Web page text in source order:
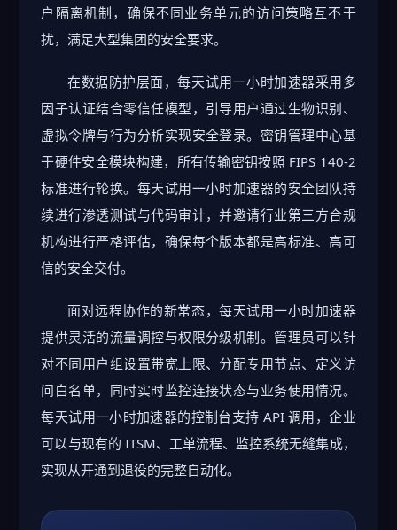
户隔离机制，确保不同业务单元的访问策略互不干
扰，满足大型集团的安全要求。
在数据防护层面，每天试用一小时加速器采用多
因子认证结合零信任模型，引导用户通过生物识别、
虚拟令牌与行为分析实现安全登录。密钥管理中心基
于硬件安全模块构建，所有传输密钥按照 FIPS 140-2
标准进行轮换。每天试用一小时加速器的安全团队持
续进行渗透测试与代码审计，并邀请行业第三方合规
机构进行严格评估，确保每个版本都是高标准、高可
信的安全交付。
面对远程协作的新常态，每天试用一小时加速器
提供灵活的流量调控与权限分级机制。管理员可以针
对不同用户组设置带宽上限、分配专用节点、定义访
问白名单，同时实时监控连接状态与业务使用情况。
每天试用一小时加速器的控制台支持 API 调用，企业
可以与现有的 ITSM、工单流程、监控系统无缝集成，
实现从开通到退役的完整自动化。